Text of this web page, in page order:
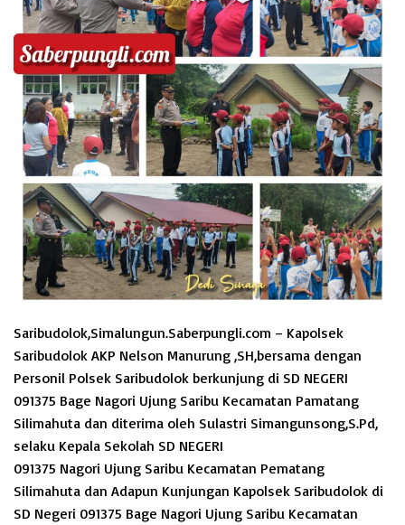
Saribudolok,Simalungun.Saberpungli.com – Kapolsek
Saribudolok AKP Nelson Manurung ,SH,bersama dengan
Personil Polsek Saribudolok berkunjung di SD NEGERI
091375 Bage Nagori Ujung Saribu Kecamatan Pamatang
Silimahuta dan diterima oleh Sulastri Simangunsong,S.Pd,
selaku Kepala Sekolah SD NEGERI
091375 Nagori Ujung Saribu Kecamatan Pematang
Silimahuta dan Adapun Kunjungan Kapolsek Saribudolok di
SD Negeri 091375 Bage Nagori Ujung Saribu Kecamatan